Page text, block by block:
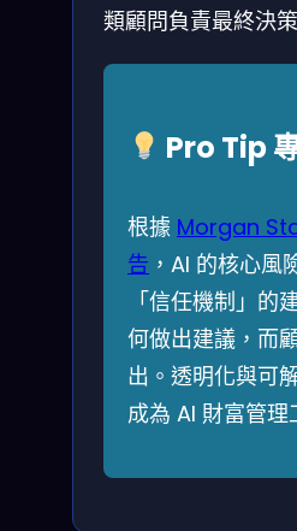
類顧問負責最終決
Pro Tip
根據 Morgan
告 ，AI 的核心
「信任機制」的
何做出建議，而
出。透明化與可
成為 AI 財富管理